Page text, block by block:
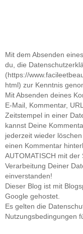
Mit dem Absenden
du, die
(https://
html) zur Kenntnis
Mit Absenden deines
E-Mail, Kommentar,
Zeitstempel in einer
kannst Deine
jederzeit wieder
einen Kommentar
AUTOMATISCH mit der
Verarbeitung Deiner
einverstanden!
Dieser Blog ist mit
Google gehostet.
Es gelten die
Nutzungsbedingungen